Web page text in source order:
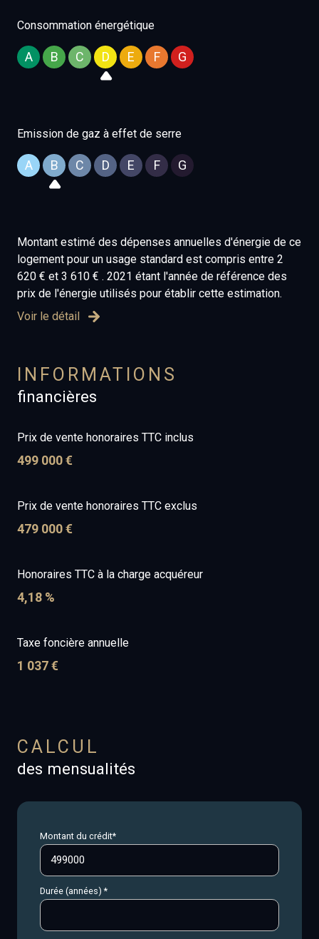
Consommation énergétique
A B C D E F G
Emission de gaz à effet de serre
A B C D E F G
Montant estimé des dépenses annuelles d'énergie de ce
logement pour un usage standard est compris entre 2
620 € et 3 610 € . 2021 étant l'année de référence des
prix de l'énergie utilisés pour établir cette estimation.
Voir le détail
INFORMATIONS
financières
Prix de vente honoraires TTC inclus
499 000 €
Prix de vente honoraires TTC exclus
479 000 €
Honoraires TTC à la charge acquéreur
4,18 %
Taxe foncière annuelle
1 037 €
CALCUL
des mensualités
Montant du crédit*
Durée (années) *